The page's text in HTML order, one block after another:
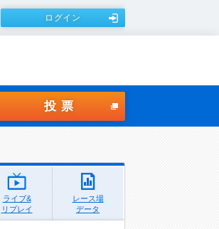
ログイン
投票
ライブ&
リプレイ
レース場
データ